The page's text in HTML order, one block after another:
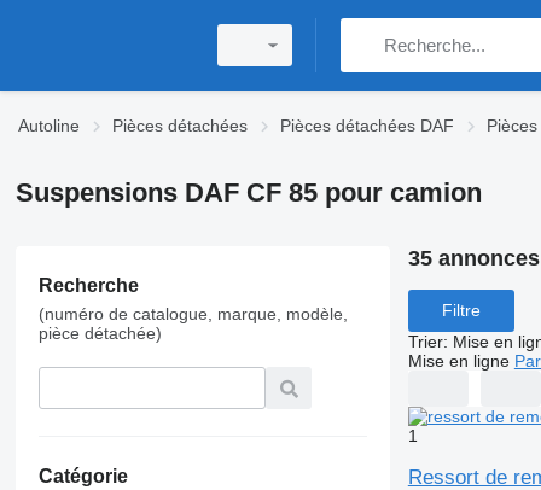
Autoline Pièces détachées Pièces détachées DAF
Suspensions DAF CF 85 pour camion
Recherche
(numéro de catalogue, marque, modèle,
pièce détachée)
Catégorie
35
Filtre
Trier: Mise en
Mise en ligne
1
Ressort de